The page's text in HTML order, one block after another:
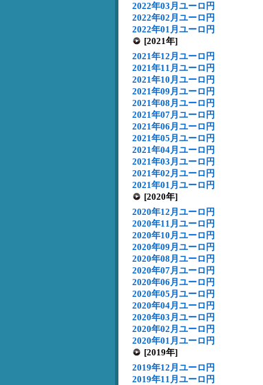
2022年03月ユーロ円
2022年02月ユーロ円
2022年01月ユーロ円
[2021年]
2021年12月ユーロ円
2021年11月ユーロ円
2021年10月ユーロ円
2021年09月ユーロ円
2021年08月ユーロ円
2021年07月ユーロ円
2021年06月ユーロ円
2021年05月ユーロ円
2021年04月ユーロ円
2021年03月ユーロ円
2021年02月ユーロ円
2021年01月ユーロ円
[2020年]
2020年12月ユーロ円
2020年11月ユーロ円
2020年10月ユーロ円
2020年09月ユーロ円
2020年08月ユーロ円
2020年07月ユーロ円
2020年06月ユーロ円
2020年05月ユーロ円
2020年04月ユーロ円
2020年03月ユーロ円
2020年02月ユーロ円
2020年01月ユーロ円
[2019年]
2019年12月ユーロ円
2019年11月ユーロ円